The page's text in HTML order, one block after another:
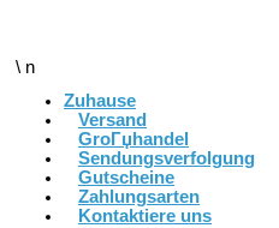
\ n
Zuhause
Versand
GroГџhandel
Sendungsverfolgung
Gutscheine
Zahlungsarten
Kontaktiere uns